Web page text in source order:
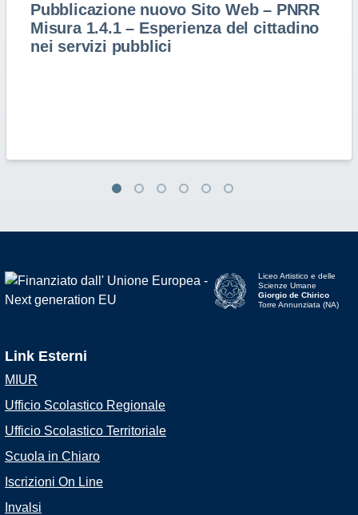
Pubblicazione nuovo Sito Web – PNRR
Misura 1.4.1 – Esperienza del cittadino
nei servizi pubblici
Liceo Artistico e delle
Scienze Umane
Giorgio de Chirico
Torre Annunziata (NA)
Link Esterni
MIUR
Ufficio Scolastico Regionale
Ufficio Scolastico Territoriale
Scuola in Chiaro
Iscrizioni On Line
Invalsi